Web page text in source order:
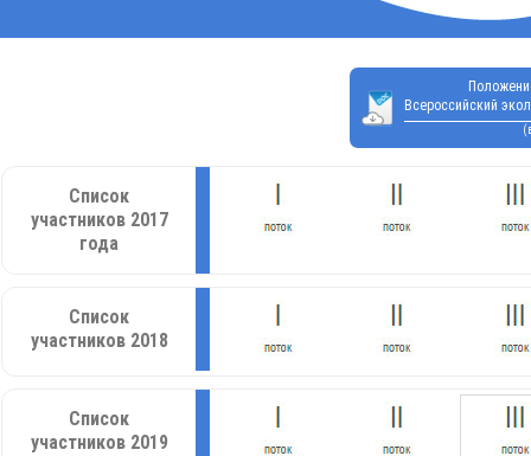
Всероссийский
Список
участников 2017
года
Список
участников 2018
Список
участников 2019